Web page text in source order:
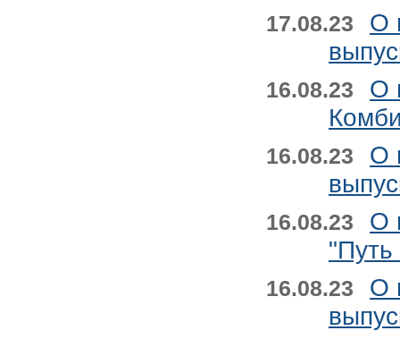
17.08.23
О
16.08.23
О
16.08.23
О
16.08.23
О
16.08.23
О